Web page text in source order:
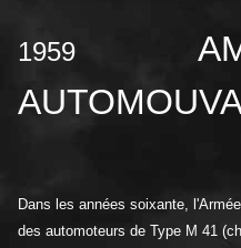
1959
Dans les années soixante,
des automoteurs de Type M 41